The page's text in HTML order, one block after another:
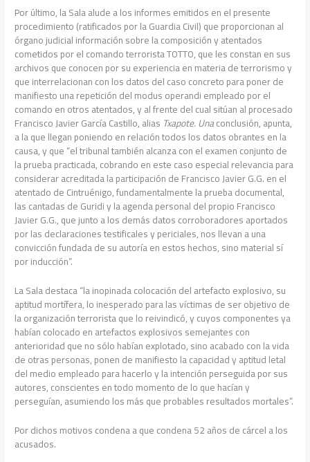
Por último, la Sala alude a los informes emitidos en el presente
procedimiento (ratificados por la Guardia Civil) que proporcionan al
órgano judicial información sobre la composición y atentados
cometidos por el comando terrorista TOTTO, que les constan en sus
archivos que conocen por su experiencia en materia de terrorismo y
que interrelacionan con los datos del caso concreto para poner de
manifiesto una repetición del modus operandi empleado por el
comando en otros atentados, y al frente del cual sitúan al procesado
Francisco Javier García Castillo, alias Txapote. Unaconclusión, apunta,
a la que llegan poniendo en relación todos los datos obrantes en la
causa, y que “el tribunal también alcanza con el examen conjunto de
la prueba practicada, cobrando en este caso especial relevancia para
considerar acreditada la participación de Francisco Javier G.G. en el
atentado de Cintruénigo, fundamentalmente la prueba documental,
las cantadas de Guridi y la agenda personal del propio Francisco
Javier G.G., que junto a los demás datos corroboradores aportados
por las declaraciones testificales y periciales, nos llevan a una
convicción fundada de su autoría en estos hechos, sino material sí
por inducción”.
La Sala destaca “la inopinada colocación del artefacto explosivo, su
aptitud mortífera, lo inesperado para las víctimas de ser objetivo de
la organización terrorista que lo reivindicó, y cuyos componentes ya
habían colocado en artefactos explosivos semejantes con
anterioridad que no sólo habían explotado, sino acabado con la vida
de otras personas, ponen de manifiesto la capacidad y aptitud letal
del medio empleado para hacerlo y la intención perseguida por sus
autores, conscientes en todo momento de lo que hacían y
perseguían, asumiendo los más que probables resultados mortales”.
Por dichos motivos condena a que condena 52 años de cárcel a los
acusados.